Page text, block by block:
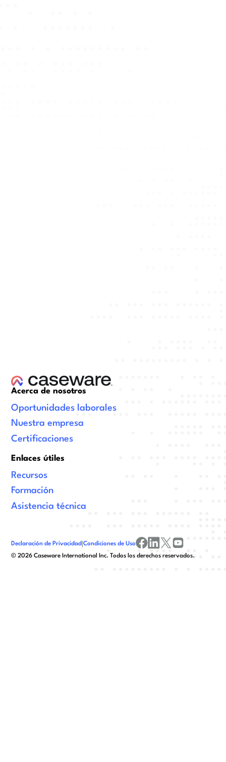
Acerca de nosotros
Oportunidades laborales
Nuestra empresa
Certificaciones
Enlaces útiles
Recursos
Formación
Asistencia técnica
©2026 Caseware International Inc. Todos los derechos reservados.
Declaración de Privacidad |Condiciones de Uso
facebook
linkedinx/twitter
youtube